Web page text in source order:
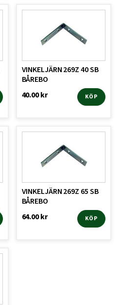
VINKELJÄRN 269Z 40 SB
BÅREBO
40.00kr KÖP
VINKELJÄRN 269Z 65 SB
BÅREBO
64.00kr KÖP